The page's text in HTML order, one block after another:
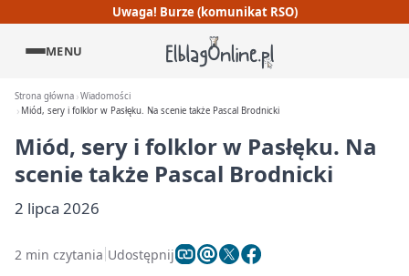
Uwaga! Burze (komunikat RSO)
MENU
Strona główna Wiadomości
Miód, sery i folklor w Pasłęku. Na scenie także Pascal Brodnicki
Miód, sery i folklor w Pasłęku. Na
scenie także Pascal Brodnicki
2 lipca 2026
2 min czytania Udostępnij